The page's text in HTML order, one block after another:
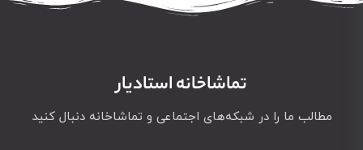
تماشاخانه استادیار
مطالب ما را در شبکه‌های اجتماعی و تماشاخانه دنبال کنید